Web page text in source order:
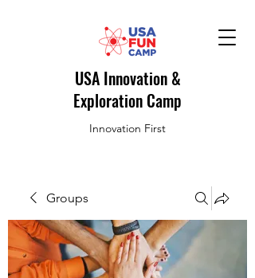
USA Innovation &
Exploration Camp
Innovation First
Groups